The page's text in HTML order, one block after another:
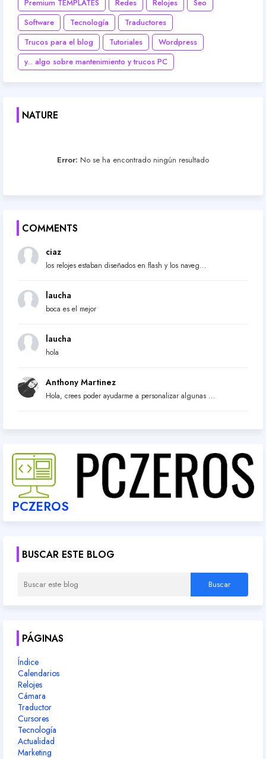
Premium TEMPLATES Redes Relojes
Seo
Software
Tecnología
Traductores
Trucos para el blog
Tutoriales
Wordpress
y... algo sobre mantenimiento y trucos PC
NATURE
Error: No se ha encontrado ningún resultado
COMMENTS
ciaz
los relojes estaban diseñados en flash y los naveg...
laucha
boca es el mejor
laucha
hola
Anthony Martinez
Hola, crees poder ayudarme a personalizar algunas ...
PCZEROS
BUSCAR ESTE BLOG
PÁGINAS
Índice
Calendarios
Relojes
Cámara
Traductor
Cursores
Tecnología
Actualidad
Marketing